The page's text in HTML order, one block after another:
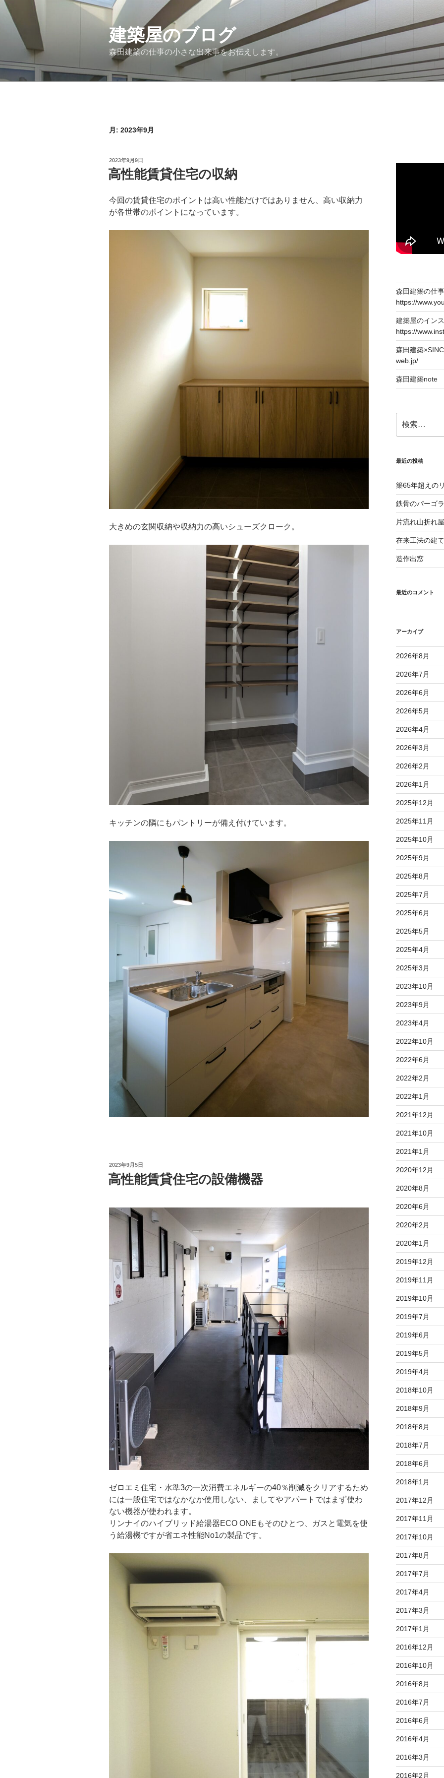
コ
へ
建築屋のブログ
森田建築の仕事の小さな出来事をお伝えします。
月: 2023年9月
投
稿
日:
2023年9月9日
高性能賃貸住宅の収納
今回の賃貸住宅のポイントは高い性能だけではありません、高い収納力
が各世帯のポイントになっています。
大きめの玄関収納や収納力の高いシューズクローク。
キッチンの隣にもパントリーが備え付けています。
投
稿
日:
2023年9月5日
高性能賃貸住宅の設備機器
ゼロエミ住宅・水準3の一次消費エネルギーの40％削減をクリアするため
には一般住宅ではなかなか使用しない、ましてやアパートではまず使わ
ない機器が使われます。
リンナイのハイブリッド給湯器ECO ONEもそのひとつ、ガスと電気を使
う給湯機ですが省エネ性能No1の製品です。
森田建築の仕
https://
建築屋のイン
https://
森田建築
web.jp/
森田建築note
索:
最近の投稿
築65年超えの
鉄骨のパーゴラ
片流れ山折れ
在来工法の建
造作出窓
最近のコメント
アーカイブ
2026年8月
2026年7月
2026年6月
2026年5月
2026年4月
2026年3月
2026年2月
2026年1月
2025年12月
2025年11月
2025年10月
2025年9月
2025年8月
2025年7月
2025年6月
2025年5月
2025年4月
2025年3月
2023年10月
2023年9月
2023年4月
2022年10月
2022年6月
2022年2月
2022年1月
2021年12月
2021年10月
2021年1月
2020年12月
2020年8月
2020年6月
2020年2月
2020年1月
2019年12月
2019年11月
2019年10月
2019年7月
2019年6月
2019年5月
2019年4月
2018年10月
2018年9月
2018年8月
2018年7月
2018年6月
2018年1月
2017年12月
2017年11月
2017年10月
2017年8月
2017年7月
2017年4月
2017年3月
2017年1月
2016年12月
2016年10月
2016年8月
2016年7月
2016年6月
2016年4月
2016年3月
2016年2月